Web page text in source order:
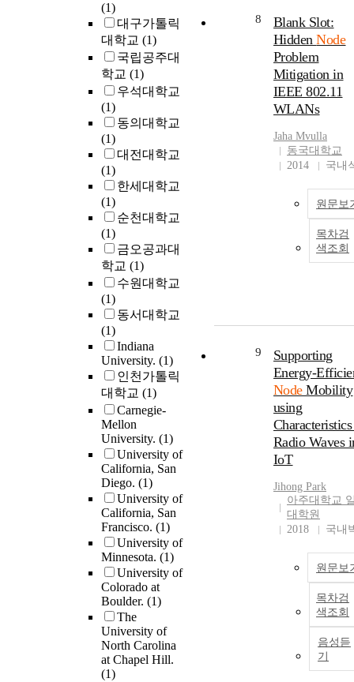
(1)
대구가톨릭
대학교 (1)
국립공주대
학교 (1)
우석대학교
(1)
동의대학교
(1)
대전대학교
(1)
한세대학교
(1)
순천대학교
(1)
금오공과대
학교 (1)
수원대학교
(1)
동서대학교
(1)
Indiana
University. (1)
인천가톨릭
대학교 (1)
Carnegie-
Mellon
University. (1)
University of
California, San
Diego. (1)
University of
California, San
Francisco. (1)
University of
Minnesota. (1)
University of
Colorado at
Boulder. (1)
The
University of
North Carolina
at Chapel Hill.
(1)
communication
between the
periodically
exchanging the
connection control
message such as
HELLO messages
process of
next hop node for
routing are
this regard, there
variety of VANET
routing
Among various
routing algorithms
neighbor nodes
been proposed.
However, dynamic
movement
and speed of nodes
can easily break
communication
Nonetheless, due
various aspects
neighbor nodes
at the edge of
transmission
change in their
mobility between
beacon
intervals, etc.) that
have not been
considered in the
existing methods,
8
Blank Slot:
HiddenNode
Problem
Mitigation in
IEEE 802.11
WLANs
Jaha Mvulla
동국대학교
2014
국내
원문보
목차검
색조회
9
Supporting
Energy-
Node Mobility
using
Radio Waves
IoT
Jihong Park
아주대학교
대학원
2018
국내
원문보
목차검
색조회
음성듣
기